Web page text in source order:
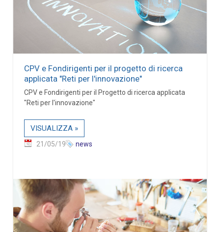
CPV e Fondirigenti per il progetto di ricerca
applicata "Reti per l'innovazione"
CPV e Fondirigenti per il Progetto di ricerca applicata
"Reti per l'innovazione"
VISUALIZZA »
21/05/19 news